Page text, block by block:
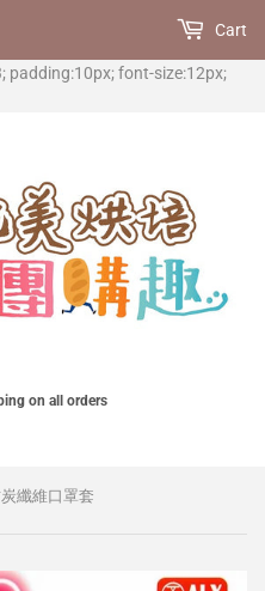
font-size:12px;
on all orders
Cart
纖維口罩套